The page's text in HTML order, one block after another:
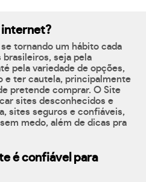
internet?
tornando um hábito cada
seja pela
pela variedade de opções,
e ter cautela, principalmente
pretende comprar. O Site
sites desconhecidos e
sites seguros e confiáveis,
medo, além de dicas pra
é confiável para